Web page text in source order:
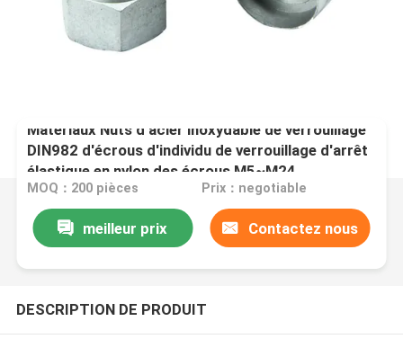
Matériaux Nuts d'acier inoxydable de verrouillage
DIN982 d'écrous d'individu de verrouillage d'arrêt
élastique en nylon des écrous M5~M24
MOQ：200 pièces Prix：negotiable
meilleur prix Contactez nous
DESCRIPTION DE PRODUIT